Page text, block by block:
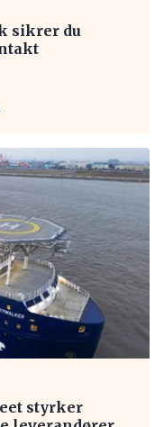
sikrer du
styrker